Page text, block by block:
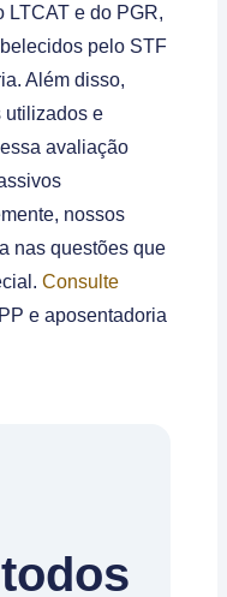
LTCAT e do PGR,
pelo STF
Além disso,
utilizados e
avaliação
nossos
nas questões que
Consulte
e aposentadoria